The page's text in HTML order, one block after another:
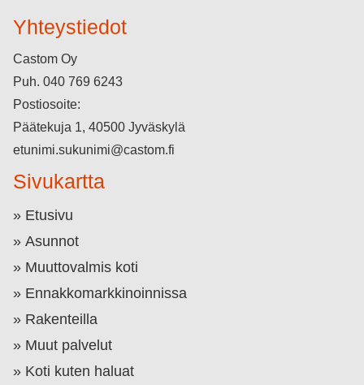
Yhteystiedot
Castom Oy
Puh. 040 769 6243
Postiosoite:
Päätekuja 1, 40500 Jyväskylä
etunimi.sukunimi@castom.fi
Sivukartta
Etusivu
Asunnot
Muuttovalmis koti
Ennakkomarkkinoinnissa
Rakenteilla
Muut palvelut
Koti kuten haluat